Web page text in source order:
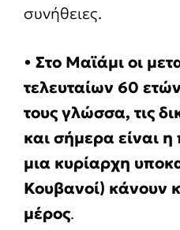
συνήθειες.
• Στο Μαϊάμι οι
τελευταίων 60
τους γλώσσα, τις
και σήμερα είναι
μια κυρίαρχη
Κουβανοί) κάνουν
μέρος.